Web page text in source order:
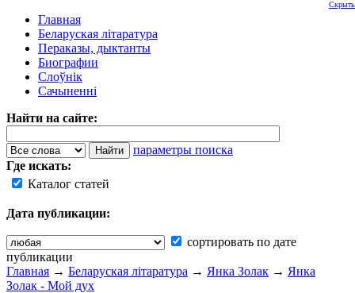
Главная
Беларуская літаратура
Пераказы, дыктанты
Биографии
Слоўнік
Сачыненні
Найти на сайте:
параметры поиска
Где искать:
Каталог статей
Дата публикации:
сортировать по дате
публикации
Скрыть
Главная → Беларуская літаратура → Янка Золак → Янка
Золак - Мой дух